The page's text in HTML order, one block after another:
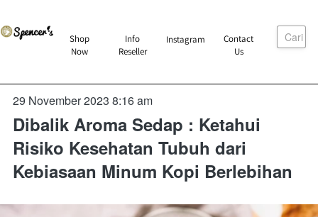
`
Shop
Now
` Info
Reseller
`Instagram `
Contact
Us
Cari
29 November 2023 8:16 am
Dibalik Aroma Sedap : Ketahui
Risiko Kesehatan Tubuh dari
Kebiasaan Minum Kopi Berlebihan